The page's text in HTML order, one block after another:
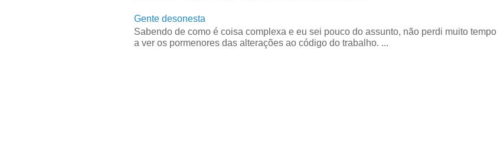
Gente desonesta
Sabendo de como é coisa complexa e eu sei pouco do assunto, não perdi muito tempo
a ver os pormenores das alterações ao código do trabalho. ...